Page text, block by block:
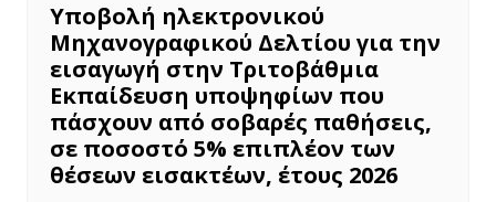
Υποβολή ηλεκτρονικού
Μηχανογραφικού Δελτίου για την
εισαγωγή στην Τριτοβάθμια
Εκπαίδευση υποψηφίων που
πάσχουν από σοβαρές παθήσεις,
σε ποσοστό 5% επιπλέον των
θέσεων εισακτέων, έτους 2026